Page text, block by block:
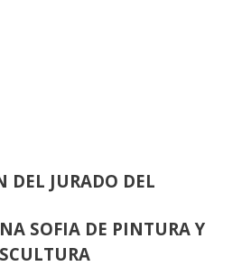
DEL JURADO DEL
SOFIA DE PINTURA Y